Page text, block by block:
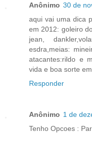
Anônimo 30 de
aqui vai uma dica
em 2012: goleiro
jean,
esdra,meias:
atacantes:rildo e
vida e boa sorte
Responder
Anônimo 1 de
Tenho Opcoes :